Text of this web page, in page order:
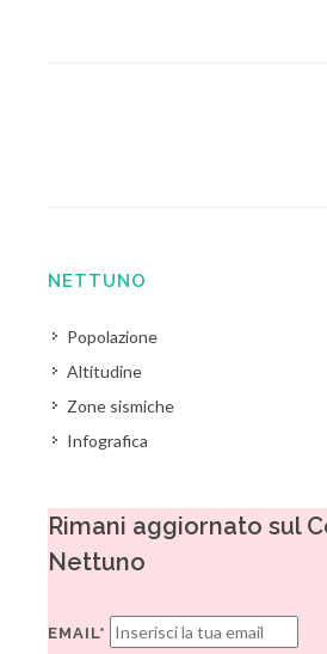
NETTUNO
Popolazione
Altitudine
Zone sismiche
Infografica
Rimani aggiornato sul
Nettuno
EMAIL*